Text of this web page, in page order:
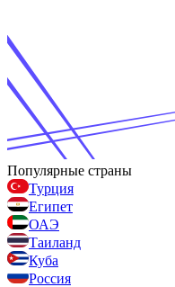
Популярные страны
Турция
Египет
ОАЭ
Таиланд
Куба
Россия